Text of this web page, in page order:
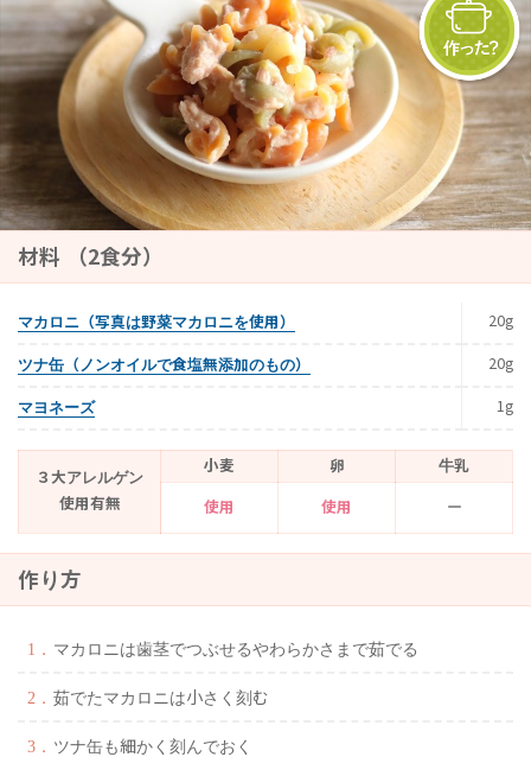
材料 （2食分）
マカロニ（写真は野菜マカロニを使用） 20g
ツナ缶（ノンオイルで食塩無添加のもの） 20g
マヨネーズ 1g
３大アレルゲン
使用有無
小麦 卵 牛乳
使用 使用 ー
作り方
マカロニは歯茎でつぶせるやわらかさまで茹でる
茹でたマカロニは小さく刻む
ツナ缶も細かく刻んでおく